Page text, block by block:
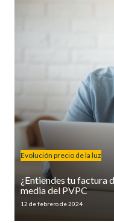
Evolución precio de la luz
¿Entiendes tu factura
media del PVPC
12 de febrero de 2024